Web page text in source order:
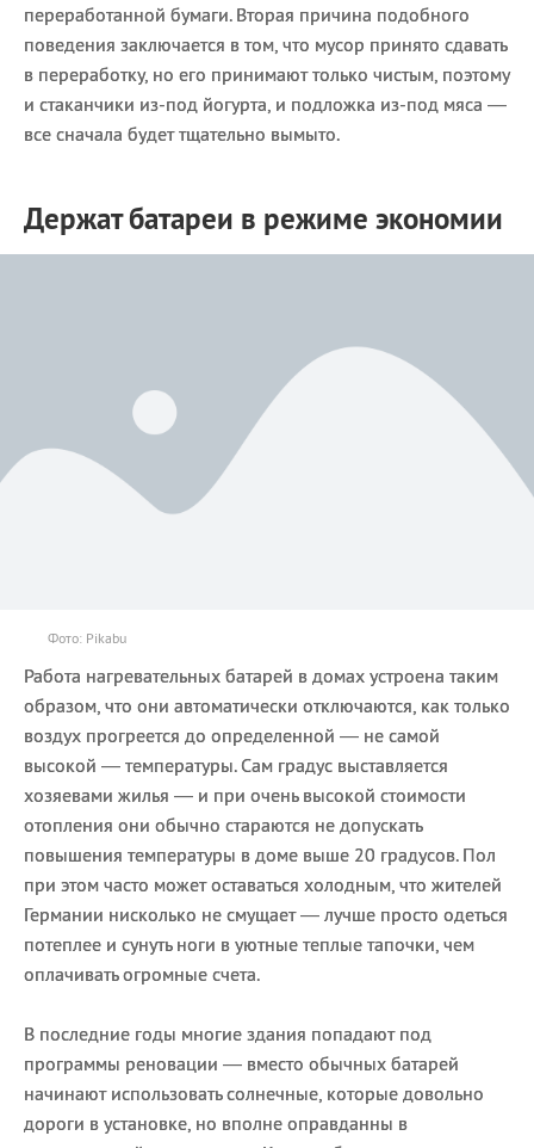
переработанной бумаги. Вторая причина подобного
поведения заключается в том, что мусор принято сдавать
в переработку, но его принимают только чистым, поэтому
и стаканчики из-под йогурта, и подложка из-под мяса —
все сначала будет тщательно вымыто.
Держат батареи в режиме экономии
Фото: Pikabu
Работа нагревательных батарей в домах устроена таким
образом, что они автоматически отключаются, как только
воздух прогреется до определенной — не самой
высокой — температуры. Сам градус выставляется
хозяевами жилья — и при очень высокой стоимости
отопления они обычно стараются не допускать
повышения температуры в доме выше 20 градусов. Пол
при этом часто может оставаться холодным, что жителей
Германии нисколько не смущает — лучше просто одеться
потеплее и сунуть ноги в уютные теплые тапочки, чем
оплачивать огромные счета.
В последние годы многие здания попадают под
программы реновации — вместо обычных батарей
начинают использовать солнечные, которые довольно
дороги в установке, но вполне оправданны в